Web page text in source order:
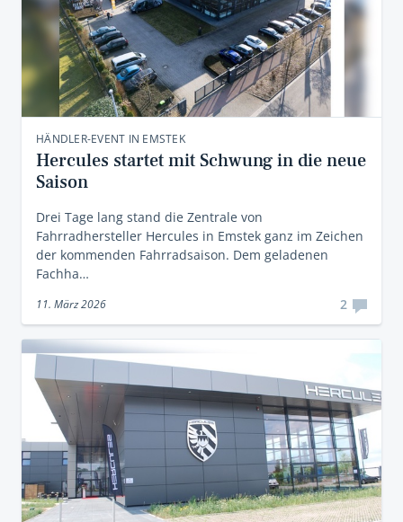
HÄNDLER-EVENT IN EMSTEK
Hercules startet mit Schwung in die neue
Saison
Drei Tage lang stand die Zentrale von
Fahrradhersteller Hercules in Emstek ganz im Zeichen
der kommenden Fahrradsaison. Dem geladenen
Fachha…
11. März 2026 2